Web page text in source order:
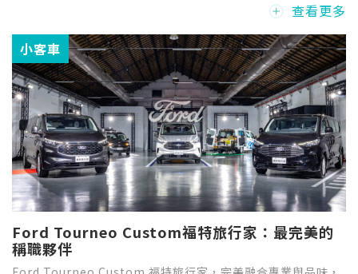
購車禮遇，邀請消費者從一場試乘開始，感受源自法國的設計
美學、駕馭樂趣與自在生活態度，開啟屬於自己的下一段法式
旅程。
查看更多
小客車
Ford Tourneo Custom福特旅行家：最完美的
稱職夥伴